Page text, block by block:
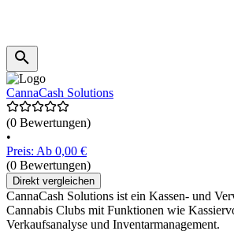
CannaCash Solutions
(0 Bewertungen)
•
Preis: Ab 0,00 €
(0 Bewertungen)
Direkt vergleichen
CannaCash Solutions ist ein Kassen- und
Cannabis Clubs mit Funktionen wie
Verkaufsanalyse und Inventarmanagement.